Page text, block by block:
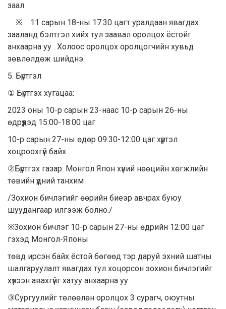
заал
※ 11 сарын 18-ны 17:30 цагт уралдаан явагдах
зааланд бэлтгэл хийх тул заавал оролцох ёстойг
анхаарна уу . Холоос оролцох оролцогчийн хувьд
зөвлөлдөж шийднэ.
5. Бүртгэл
① Бүртгэх хугацаа:
2023 оны 10-р сарын 23-наас 10-р сарын 26-ны
өдрүүдэд 15:00-18:00 цаг
10-р сарын 27-ны өдөр 09:30-12:00 цаг хүртэл
хоцроохгүй байх
②Бүртгэх газар: Монгол Япон хүний нөөцийн хөгжлийн
төвийн үүдний танхим
/Зохион бичлэгийг өөрийн биеэр авчрах буюу
шуудангаар илгээж болно./
※Зохион бичлэг 10-р сарын 27-ны өдрийн 12:00 цаг
гэхэд Монгол-Японы
төвд ирсэн байх ёстой бөгөөд тэр даруй эхний шатны
шалгаруулалт явагдах тул хоцорсон зохион бичлэгийг
хүлээн авахгүйг хатуу анхаарна уу.
③Сургуулийг төлөөлөн оролцох 3 сурагч, оюутны